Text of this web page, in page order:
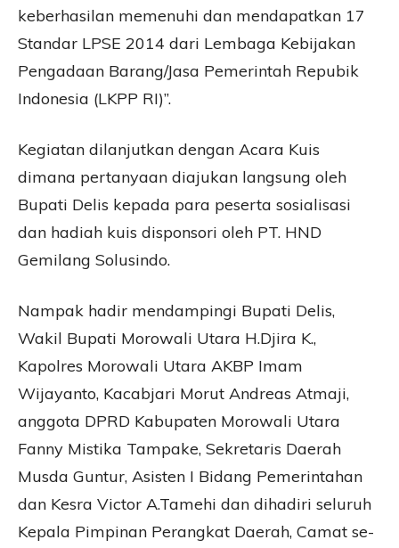
keberhasilan memenuhi dan mendapatkan 17
Standar LPSE 2014 dari Lembaga Kebijakan
Pengadaan Barang/Jasa Pemerintah Repubik
Indonesia (LKPP RI)”.
Kegiatan dilanjutkan dengan Acara Kuis
dimana pertanyaan diajukan langsung oleh
Bupati Delis kepada para peserta sosialisasi
dan hadiah kuis disponsori oleh PT. HND
Gemilang Solusindo.
Nampak hadir mendampingi Bupati Delis,
Wakil Bupati Morowali Utara H.Djira K.,
Kapolres Morowali Utara AKBP Imam
Wijayanto, Kacabjari Morut Andreas Atmaji,
anggota DPRD Kabupaten Morowali Utara
Fanny Mistika Tampake, Sekretaris Daerah
Musda Guntur, Asisten I Bidang Pemerintahan
dan Kesra Victor A.Tamehi dan dihadiri seluruh
Kepala Pimpinan Perangkat Daerah, Camat se-